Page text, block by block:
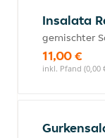
Insalata
gemischter
11,00 €
inkl. Pfand (0,00